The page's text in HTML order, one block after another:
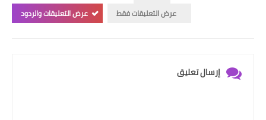
عرض التعليقات فقط
عرض التعليقات والردود
إرسال تعليق